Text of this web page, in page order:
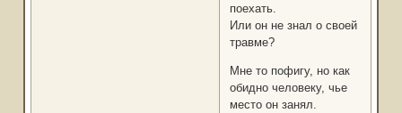
поехать.
Или он не знал о своей
травме?
Мне то пофигу, но как
обидно человеку, чье
место он занял.